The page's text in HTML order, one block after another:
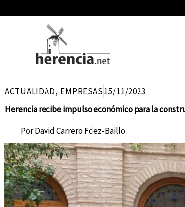
ACTUALIDAD, EMPRESAS15/11/2023
Herencia recibe impulso económico para la
PorDavid Carrero Fdez-Baillo